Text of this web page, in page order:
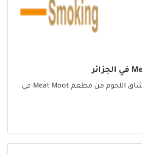
تجربة استثنائية لعشاق اللحوم من مطعم Meat Moot في